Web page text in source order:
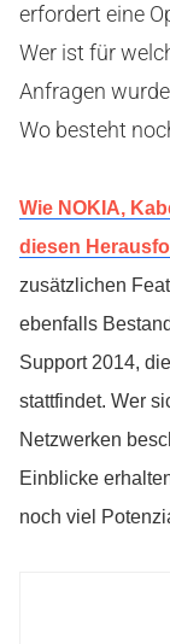
erfordert eine
Wer ist für
Anfragen
Wo besteht
Wie NOKIA,
diesen
zusätzlichen
ebenfalls
Support 2014,
stattfindet. Wer
Netzwerken
Einblicke
noch viel